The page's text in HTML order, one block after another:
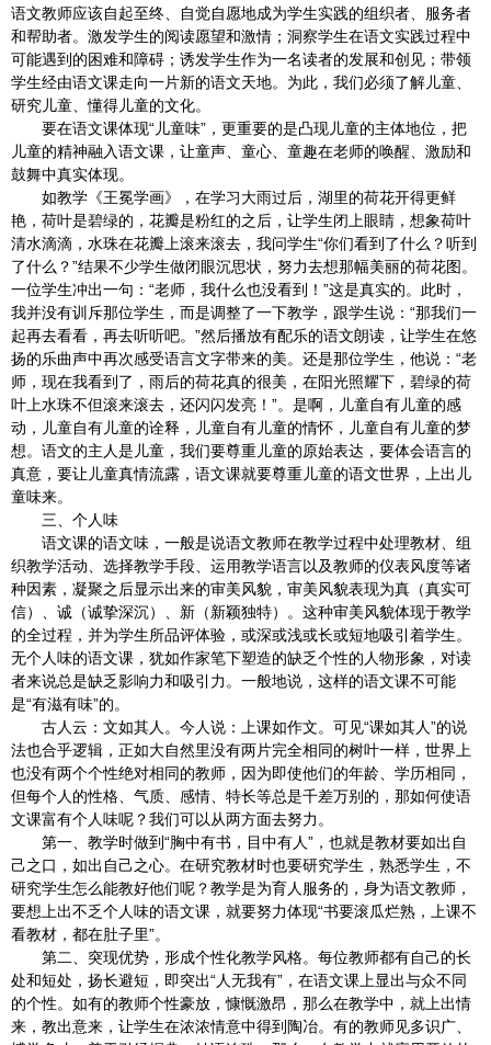
语文教师应该自起至终、自觉自愿地成为学生实践的组织者、服务者
和帮助者。激发学生的阅读愿望和激情；洞察学生在语文实践过程中
可能遇到的困难和障碍；诱发学生作为一名读者的发展和创见；带领
学生经由语文课走向一片新的语文天地。为此，我们必须了解儿童、
研究儿童、懂得儿童的文化。
要在语文课体现“儿童味”，更重要的是凸现儿童的主体地位，把
儿童的精神融入语文课，让童声、童心、童趣在老师的唤醒、激励和
鼓舞中真实体现。
如教学《王冕学画》，在学习大雨过后，湖里的荷花开得更鲜
艳，荷叶是碧绿的，花瓣是粉红的之后，让学生闭上眼睛，想象荷叶
清水滴滴，水珠在花瓣上滚来滚去，我问学生“你们看到了什么？听到
了什么？”结果不少学生做闭眼沉思状，努力去想那幅美丽的荷花图。
一位学生冲出一句：“老师，我什么也没看到！”这是真实的。此时，
我并没有训斥那位学生，而是调整了一下教学，跟学生说：“那我们一
起再去看看，再去听听吧。”然后播放有配乐的语文朗读，让学生在悠
扬的乐曲声中再次感受语言文字带来的美。还是那位学生，他说：“老
师，现在我看到了，雨后的荷花真的很美，在阳光照耀下，碧绿的荷
叶上水珠不但滚来滚去，还闪闪发亮！”。是啊，儿童自有儿童的感
动，儿童自有儿童的诠释，儿童自有儿童的情怀，儿童自有儿童的梦
想。语文的主人是儿童，我们要尊重儿童的原始表达，要体会语言的
真意，要让儿童真情流露，语文课就要尊重儿童的语文世界，上出儿
童味来。
三、个人味
语文课的语文味，一般是说语文教师在教学过程中处理教材、组
织教学活动、选择教学手段、运用教学语言以及教师的仪表风度等诸
种因素，凝聚之后显示出来的审美风貌，审美风貌表现为真（真实可
信）、诚（诚挚深沉）、新（新颖独特）。这种审美风貌体现于教学
的全过程，并为学生所品评体验，或深或浅或长或短地吸引着学生。
无个人味的语文课，犹如作家笔下塑造的缺乏个性的人物形象，对读
者来说总是缺乏影响力和吸引力。一般地说，这样的语文课不可能
是“有滋有味”的。
古人云：文如其人。今人说：上课如作文。可见“课如其人”的说
法也合乎逻辑，正如大自然里没有两片完全相同的树叶一样，世界上
也没有两个个性绝对相同的教师，因为即使他们的年龄、学历相同，
但每个人的性格、气质、感情、特长等总是千差万别的，那如何使语
文课富有个人味呢？我们可以从两方面去努力。
第一、教学时做到“胸中有书，目中有人”，也就是教材要如出自
己之口，如出自己之心。在研究教材时也要研究学生，熟悉学生，不
研究学生怎么能教好他们呢？教学是为育人服务的，身为语文教师，
要想上出不乏个人味的语文课，就要努力体现“书要滚瓜烂熟，上课不
看教材，都在肚子里”。
第二、突现优势，形成个性化教学风格。每位教师都有自己的长
处和短处，扬长避短，即突出“人无我有”，在语文课上显出与众不同
的个性。如有的教师个性豪放，慷慨激昂，那么在教学中，就上出情
来，教出意来，让学生在浓浓情意中得到陶冶。有的教师见多识广、